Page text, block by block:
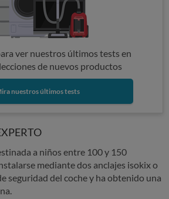
ver nuestros últimos tests en
de nuevos productos
nuestros últimos tests
a niños entre 100 y 150
mediante dos anclajes isokix o
seguridad del coche y ha obtenido una